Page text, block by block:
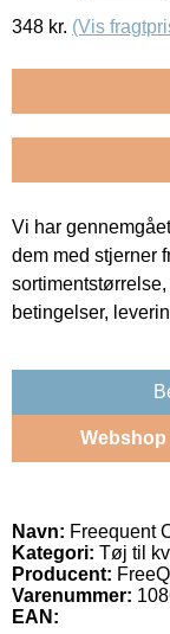
348 kr. (Vis
Vi har
dem med stjerner
betingelser,
Webshop
Navn: Freequent
Kategori: Tøj til
Producent:
Varenummer:
EAN: